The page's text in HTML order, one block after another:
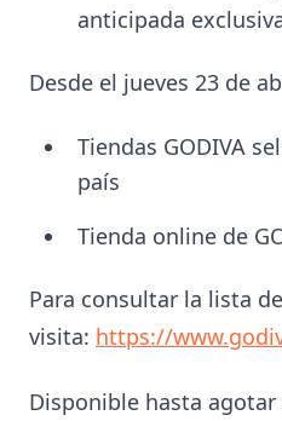
anticipada
Desde el jueves 23 de
Tiendas GODIVA
país
Tienda online de
Para consultar la lista
visita: https://
Disponible hasta agotar